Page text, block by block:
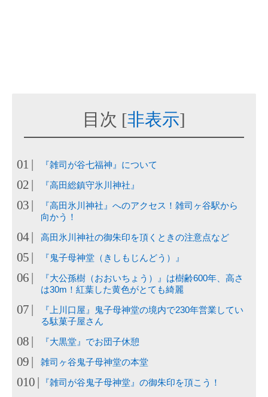
目次 [非表示]
『雑司が谷七福神』について
『高田総鎮守氷川神社』
『高田氷川神社』へのアクセス！雑司ヶ谷駅から
向かう！
高田氷川神社の御朱印を頂くときの注意点など
『鬼子母神堂（きしもじんどう）』
『大公孫樹（おおいちょう）』は樹齢600年、高さ
は30m！紅葉した黄色がとても綺麗
『上川口屋』鬼子母神堂の境内で230年営業してい
る駄菓子屋さん
『大黒堂』でお団子休憩
雑司ヶ谷鬼子母神堂の本堂
『雑司が谷鬼子母神堂』の御朱印を頂こう！